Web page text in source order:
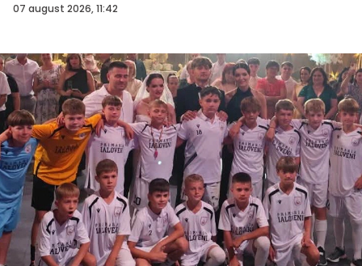
07 august 2026, 11:42